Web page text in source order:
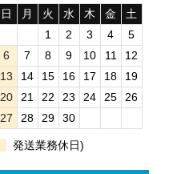
日
月 火 水 木 金
土
1
2 3 4
5
6
7 8 9 10 11
12
13
14 15 16 17 18
19
20
21 22 23 24 25
26
27
28 29 30
発送業務休日)